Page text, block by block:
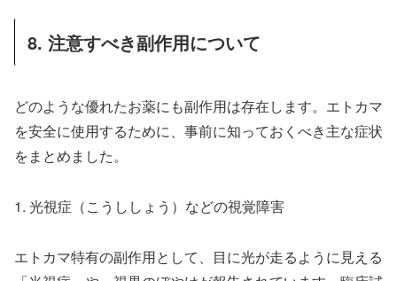
8. 注意すべき副作用について
どのような優れたお薬にも副作用は存在します。エトカマ
を安全に使用するために、事前に知っておくべき主な症状
をまとめました。
1. 光視症（こうししょう）などの視覚障害
エトカマ特有の副作用として、目に光が走るように見える